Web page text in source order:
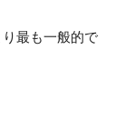
最も一般的で